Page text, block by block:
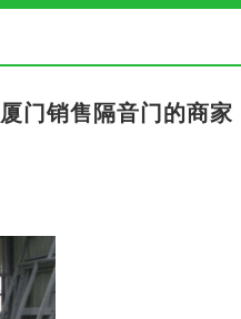
厦门销售隔音门的商